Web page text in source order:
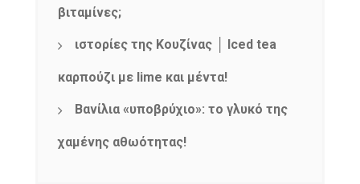
βιταμίνες;
ιστορίες της Κουζίνας │ Iced tea
καρπούζι με lime και μέντα!
Βανίλια «υποβρύχιο»: το γλυκό της
χαμένης αθωότητας!